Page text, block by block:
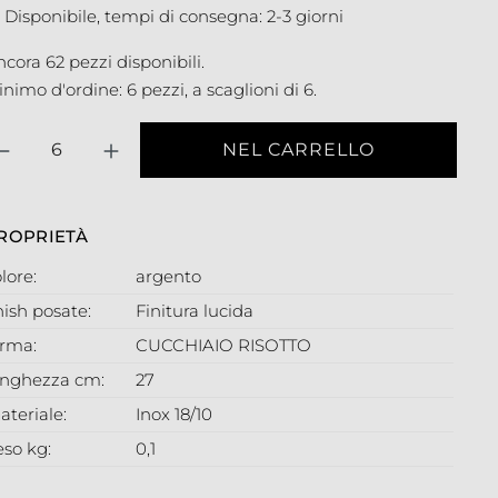
Disponibile, tempi di consegna: 2-3 giorni
62 pezzi disponibili.
d'ordine: 6 pezzi, a scaglioni di 6.
NEL CARRELLO
argento
posate:
Finitura lucida
CUCCHIAIO RISOTTO
cm:
27
Inox 18/10
kg:
0,1